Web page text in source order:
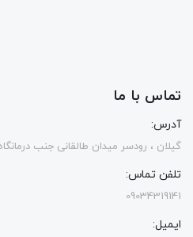
تماس با ما
آدرس:
گیلان ، رودسر میدان طالقانی جنب
تلفن تماس:
09034319141
ایمیل: